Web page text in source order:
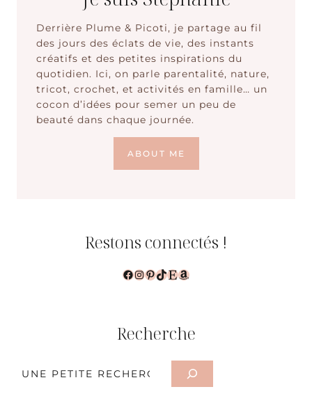
Derrière Plume & Picoti, je partage au fil
des jours des éclats de vie, des instants
créatifs et des petites inspirations du
quotidien. Ici, on parle parentalité, nature,
tricot, crochet, et activités en famille… un
cocon d’idées pour semer un peu de
beauté dans chaque journée.
ABOUT ME
Restons connectés !
Facebook
Instagram
Pinterest
TikTok
EtsyAmazon
Recherche
Rechercher